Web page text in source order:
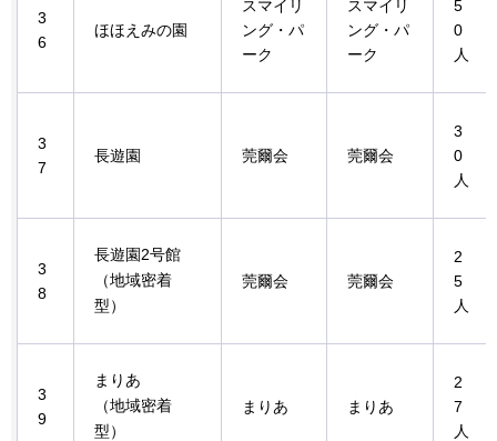
3
6
ほほえみの園
スマイリ
ング・パ
ーク
スマイリ
ング・パ
ーク
5
0
人
3
7
長遊園 莞爾会 莞爾会
3
0
人
3
8
長遊園2号館
（地域密着
型）
莞爾会 莞爾会
2
5
人
3
9
まりあ
（地域密着
型）
まりあ まりあ
2
7
人